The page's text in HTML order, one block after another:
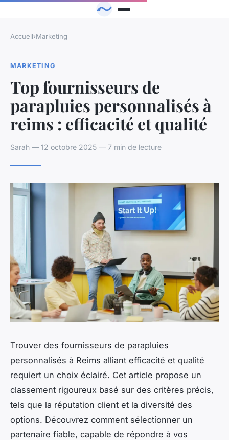
Accueil›Marketing
MARKETING
Top fournisseurs de
parapluies personnalisés à
reims : efficacité et qualité
Sarah — 12 octobre 2025 — 7 min de lecture
Trouver des fournisseurs de parapluies
personnalisés à Reims alliant efficacité et qualité
requiert un choix éclairé. Cet article propose un
classement rigoureux basé sur des critères précis,
tels que la réputation client et la diversité des
options. Découvrez comment sélectionner un
partenaire fiable, capable de répondre à vos